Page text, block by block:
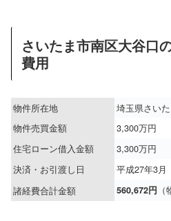
さいたま市南区大谷口
費用
物件所在地
埼玉県さい
物件売買金額
3,300万円
住宅ローン借入金額
3,300万円
決済・お引渡し日
平成27年3月
諸経費合計金額
560,672円